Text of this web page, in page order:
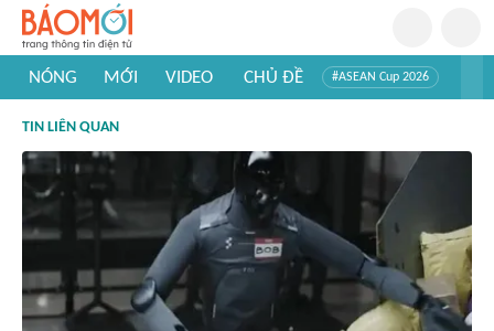
NÓNG MỚI VIDEO CHỦ ĐỀ #ASEAN Cup 2026
#Khám phá thế giới
TIN LIÊN QUAN